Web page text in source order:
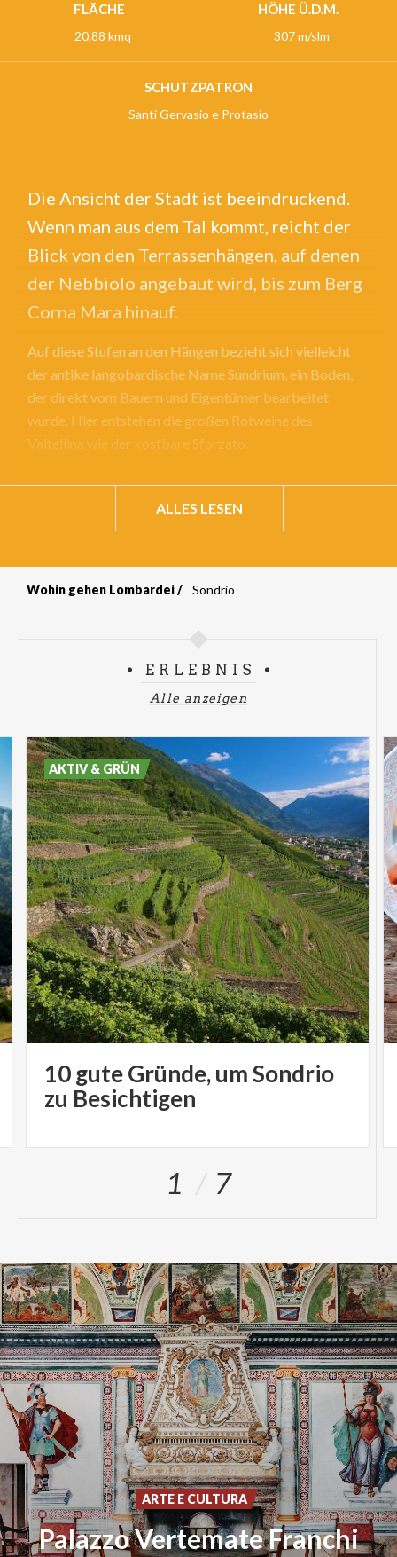
FLÄCHE
20,88 kmq
HÖHE Ü.D.M.
307 m/slm
SCHUTZPATRON
Santi Gervasio e Protasio
Die Ansicht der Stadt ist beeindruckend.
Wenn man aus dem Tal kommt, reicht der
Blick von den Terrassenhängen, auf denen
der Nebbiolo angebaut wird, bis zum Berg
Corna Mara hinauf.
Auf diese Stufen an den Hängen bezieht sich vielleicht
der antike langobardische Name Sundrium, ein Boden,
der direkt vom Bauern und Eigentümer bearbeitet
wurde. Hier entstehen die großen Rotweine des
Valtellina wie der kostbare Sforzato.
ALLES LESEN
Wohin gehen Lombardei Sondrio
ERLEBNIS
Alle anzeigen
10 gute Gründe, um Sondrio
zu Besichtigen
AKTIV & GRÜN
1 7
PalazzoVertemateFranchi
ARTE E CULTURA